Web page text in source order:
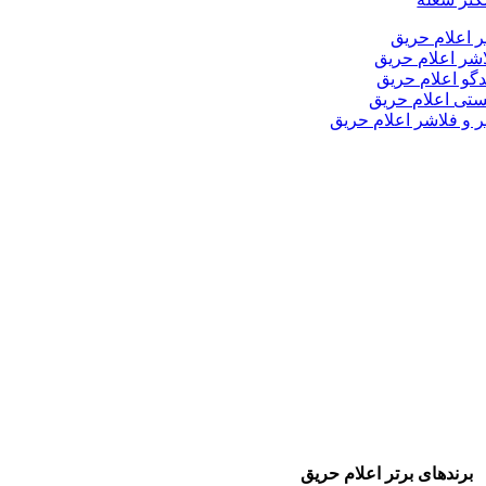
اعلام حریق
اعلام حریق
اعلام حریق
اعلام حریق
و فلاشر اعلام حریق
برندهای برتر اعلام حریق